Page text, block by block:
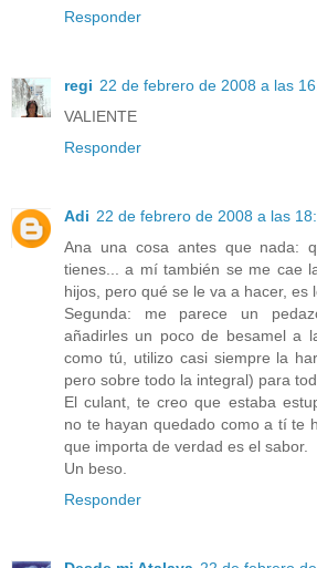
Responder
regi 22 de febrero de 2008 a las
VALIENTE
Responder
Adi 22 de febrero de 2008 a las
Ana una cosa antes que nada:
tienes... a mí también se me cae
hijos, pero qué se le va a hacer, es
Segunda: me parece un
añadirles un poco de besamel a
como tú, utilizo casi siempre la
pero sobre todo la integral) para
El culant, te creo que estaba
no te hayan quedado como a tí te
que importa de verdad es el sabor.
Un beso.
Responder